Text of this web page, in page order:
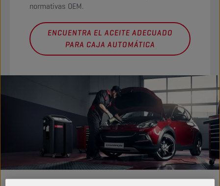
normativas OEM.
ENCUENTRA EL ACEITE ADECUADO
PARA CAJA AUTOMÁTICA